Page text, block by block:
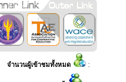
จำนวนผู้เข้าชมทั้งหมด :